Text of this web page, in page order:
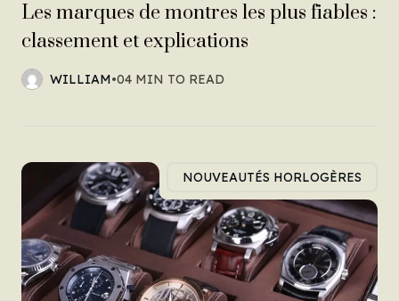
Les marques de montres les plus fiables :
classement et explications
WILLIAM•04 MIN TO READ
NOUVEAUTÉS HORLOGÈRES